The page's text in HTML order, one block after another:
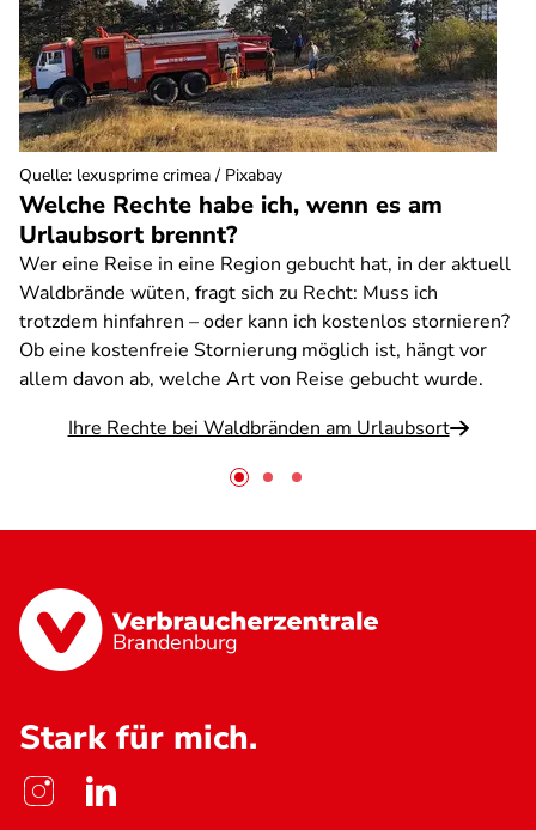
Welche Rechte habe ich, wenn es am
Urlaubsort brennt?
Wer eine Reise in eine Region gebucht hat, in der aktuell
Waldbrände wüten, fragt sich zu Recht: Muss ich
trotzdem hinfahren – oder kann ich kostenlos stornieren?
Ob eine kostenfreie Stornierung möglich ist, hängt vor
allem davon ab, welche Art von Reise gebucht wurde.
Ihre Rechte bei Waldbränden am Urlaubsort
Quelle: lexusprime crimea / Pixabay
Brandenburg
Stark für mich.